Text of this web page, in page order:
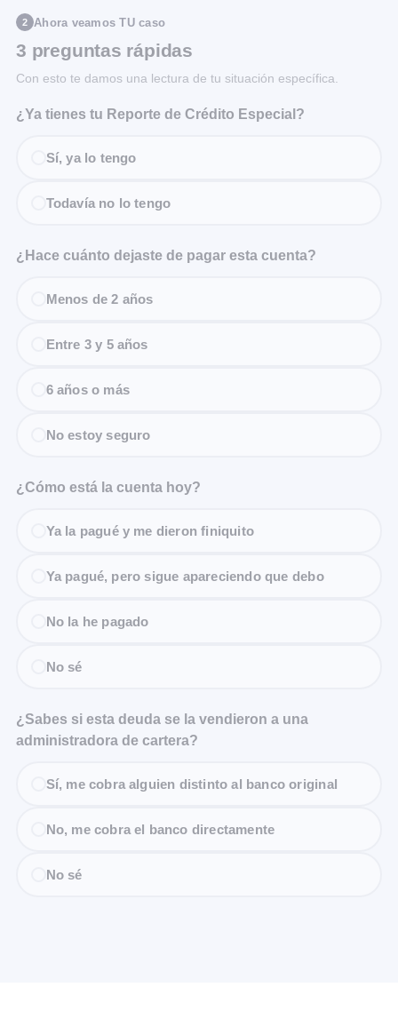
2 Ahora veamos TU caso
3 preguntas rápidas
Con esto te damos una lectura de tu situación específica.
¿Ya tienes tu Reporte de Crédito Especial?
Sí, ya lo tengo
Todavía no lo tengo
¿Hace cuánto dejaste de pagar esta cuenta?
Menos de 2 años
Entre 3 y 5 años
6 años o más
No estoy seguro
¿Cómo está la cuenta hoy?
Ya la pagué y me dieron finiquito
Ya pagué, pero sigue apareciendo que debo
No la he pagado
No sé
¿Sabes si esta deuda se la vendieron a una
administradora de cartera?
Sí, me cobra alguien distinto al banco original
No, me cobra el banco directamente
No sé